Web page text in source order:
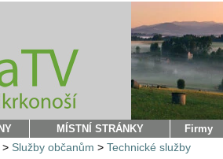
MÍSTNÍ STRÁNKY Firmy
> Služby občanům > Technické služby